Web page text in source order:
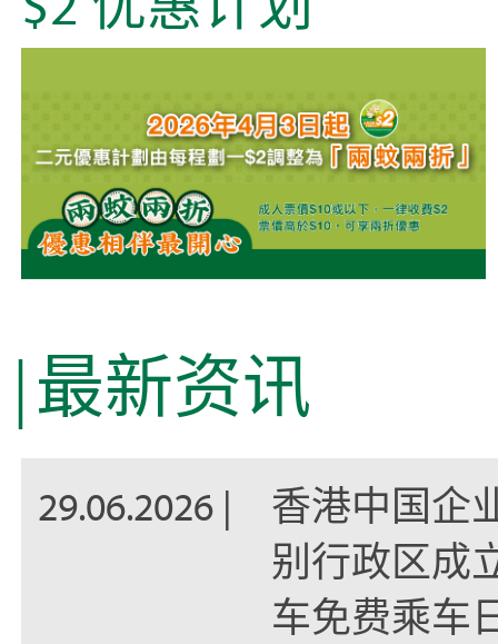
最新资讯
29.06.2026 |
香港中国企
别行政区成
车免费乘车